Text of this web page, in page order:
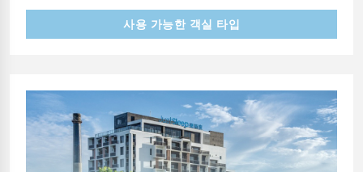
사용 가능한 객실 타입